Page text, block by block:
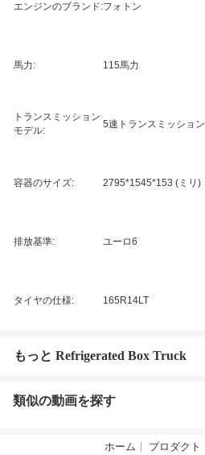
エンジンのブランド:フォトン
馬力: 115馬力
トランスミッション
モデル:
5速トランスミッション
容器のサイズ: 2795*1545*153 (ミリ)
排放基準: ユーロ6
タイヤの仕様: 165R14LT
もっと Refrigerated Box Truck
類似の動画を探す
ホーム プロダクト